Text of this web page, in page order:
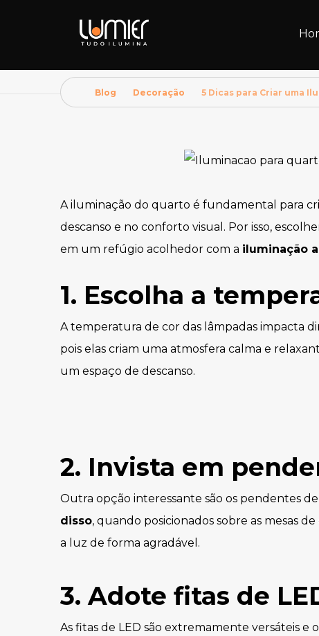
Blog Decoração 5 Dicas para Criar uma
A iluminação do quarto é fundamental para
descanso e no conforto visual. Por isso,
em um refúgio acolhedor com a iluminação
1. Escolha a
A temperatura de cor das lâmpadas impacta
pois elas criam uma atmosfera calma e
um espaço de descanso.
2. Invista em
Outra opção interessante são os pendentes
disso, quando posicionados sobre as mesas
a luz de forma agradável.
3. Adote fitas de
As fitas de LED são extremamente versáteis e